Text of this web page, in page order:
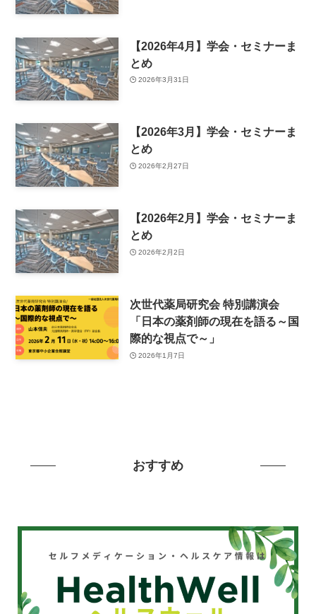
【2026年4月】学会・セミナーま
とめ
2026年3月31日
【2026年3月】学会・セミナーま
とめ
2026年2月27日
【2026年2月】学会・セミナーま
とめ
2026年2月2日
次世代薬局研究会 特別講演会
「日本の薬剤師の現在を語る～国
際的な視点で～」
2026年1月7日
おすすめ